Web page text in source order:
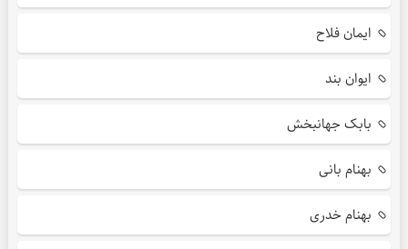
ایمان فلاح
ایوان بند
بابک جهانبخش
بهنام بانی
بهنام خدری